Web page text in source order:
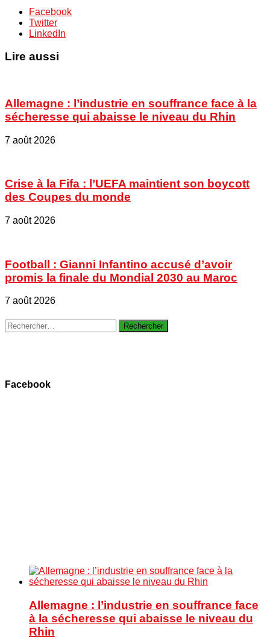
Facebook
Twitter
LinkedIn
Lire aussi
Allemagne : l’industrie en souffrance face à la
sécheresse qui abaisse le niveau du Rhin
7 août 2026
Crise à la Fifa : l’UEFA maintient son boycott
des Coupes du monde
7 août 2026
Football : Gianni Infantino accusé d’avoir
promis la finale du Mondial 2030 au Maroc
7 août 2026
Rechercher :
Facebook
Allemagne : l’industrie en souffrance face
à la sécheresse qui abaisse le niveau du
Rhin